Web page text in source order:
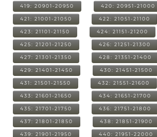
419: 20901-20950 420: 20951-21000
421: 21001-21050 422: 21051-21100
423: 21101-21150 424: 21151-21200
425: 21201-21250 426: 21251-21300
427: 21301-21350 428: 21351-21400
429: 21401-21450 430: 21451-21500
431: 21501-21550 432: 21551-21600
433: 21601-21650 434: 21651-21700
435: 21701-21750 436: 21751-21800
437: 21801-21850 438: 21851-21900
439: 21901-21950 440: 21951-22000